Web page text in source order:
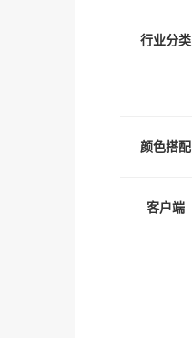
行业分类
颜色搭配
客户端